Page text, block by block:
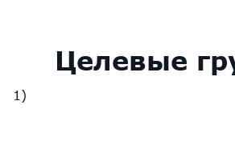
Целевые